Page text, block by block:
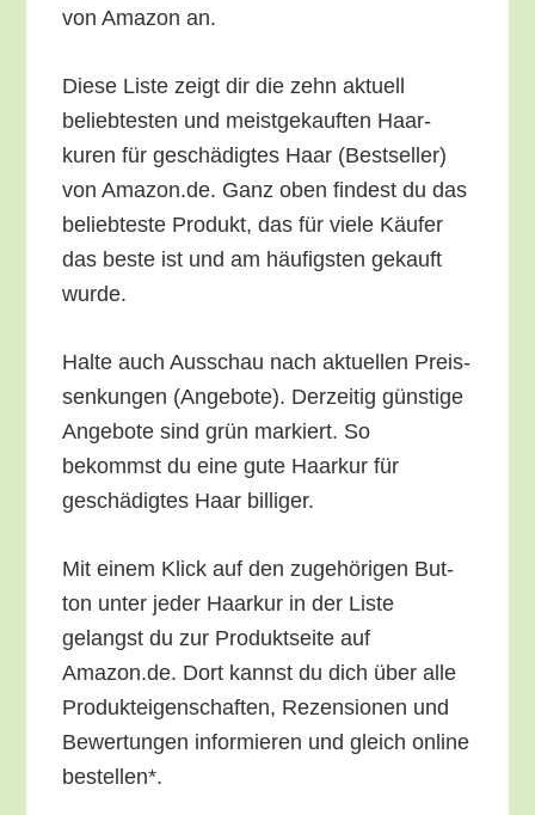
von Ama­zon an.
Die­se Lis­te zeigt dir die zehn aktu­ell
belieb­tes­ten und meist­ge­kauf­ten Haar­
kuren für geschä­dig­tes Haar (Best­sel­ler)
von Amazon.de. Ganz oben fin­dest du das
belieb­tes­te Pro­dukt, das für vie­le Käu­fer
das bes­te ist und am häu­figs­ten gekauft
wurde.
Hal­te auch Aus­schau nach aktu­el­len Preis­
sen­kun­gen (Ange­bo­te). Der­zei­tig güns­ti­ge
Ange­bo­te sind grün mar­kiert. So
bekommst du eine gute Haar­kur für
geschä­dig­tes Haar billiger.
Mit einem Klick auf den zuge­hö­ri­gen But­
ton unter jeder Haar­kur in der Lis­te
gelangst du zur Pro­dukt­sei­te auf
Amazon.de. Dort kannst du dich über alle
Pro­duk­tei­gen­schaf­ten, Rezen­sio­nen und
Bewer­tun­gen infor­mie­ren und gleich online
bestellen*.